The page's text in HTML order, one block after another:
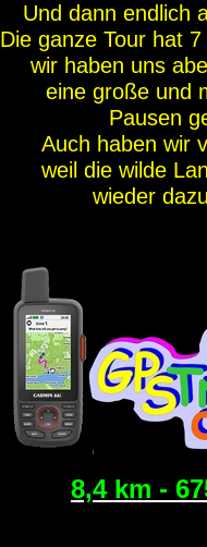
Und dann endlich
Die ganze Tour hat
wir haben uns
eine große und
Pausen
Auch haben wir
weil die wilde
wieder
8,4 km -